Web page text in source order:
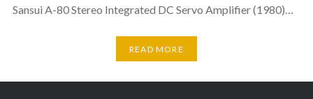
Sansui A-80 Stereo Integrated DC Servo Amplifier (1980)…
READ MORE